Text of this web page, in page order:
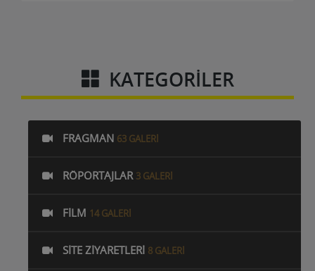
KATEGORILER
FRAGMAN 63 GALERI
RÖPORTAJLAR 3 GALERI
FILM 14 GALERI
SITE ZIYARETLERI 8 GALERI